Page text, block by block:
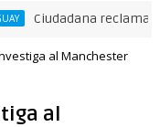
Ciudadana reclama a
al Manchester
al